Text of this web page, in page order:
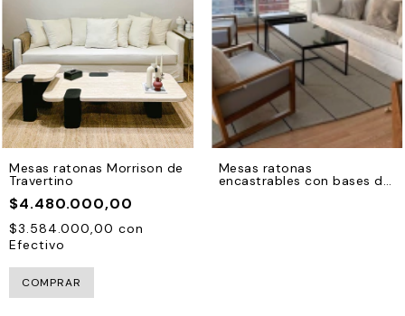
Mesas ratonas Morrison de
Travertino
$4.480.000,00
$3.584.000,00 con
Efectivo
COMPRAR
Mesas ratonas
encastrables con bases de